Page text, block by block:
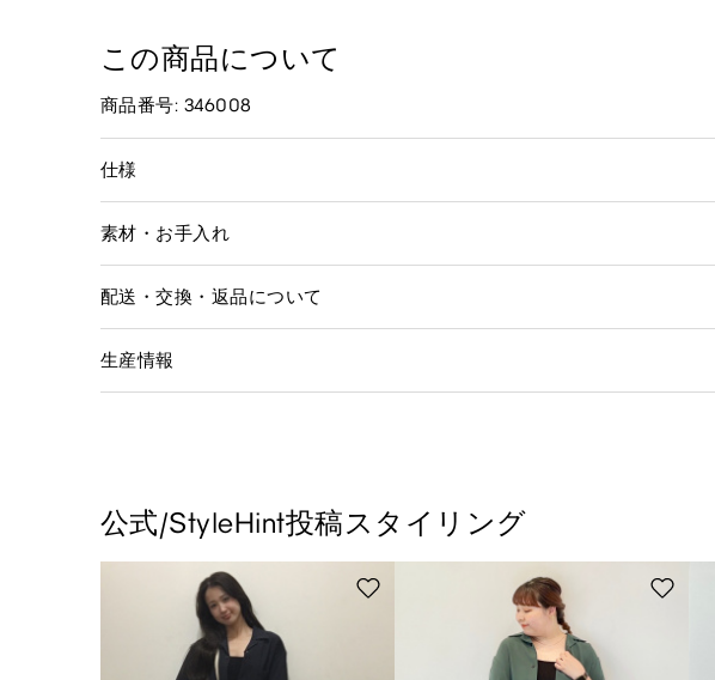
この商品について
商品番号: 346008
仕様
素材・お手入れ
配送・交換・返品について
生産情報
公式/StyleHint投稿スタイリング